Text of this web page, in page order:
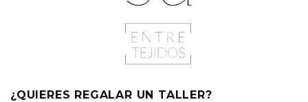
¿QUIERES REGALAR UN TALLER?